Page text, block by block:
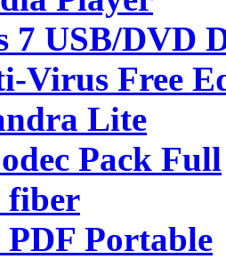
7 USB/DVD
Virus Free
Lite
Pack Full
fiber
Portable